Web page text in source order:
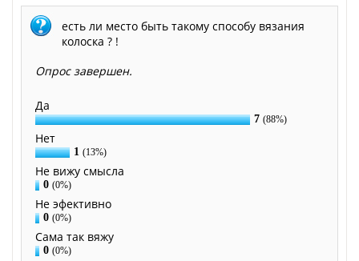
есть ли место быть такому способу вязания
колоска ? !
Опрос завершен.
Да
7 (88%)
Нет
1 (13%)
Не вижу смысла
0 (0%)
Не эфективно
0 (0%)
Сама так вяжу
0 (0%)